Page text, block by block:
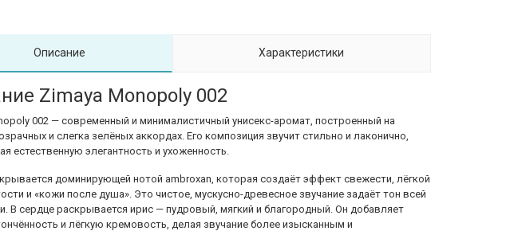
Описание Характеристики
Zimaya Monopoly 002
002 — современный и минималистичный унисекс-аромат, построенный на
и слегка зелёных аккордах. Его композиция звучит стильно и лаконично,
естественную элегантность и ухоженность.
доминирующей нотой ambroxan, которая создаёт эффект свежести, лёгкой
и «кожи после душа». Это чистое, мускусно-древесное звучание задаёт тон всей
В сердце раскрывается ирис — пудровый, мягкий и благородный. Он добавляет
и лёгкую кремовость, делая звучание более изысканным и